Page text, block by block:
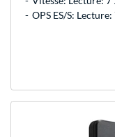
OPS ES/S: